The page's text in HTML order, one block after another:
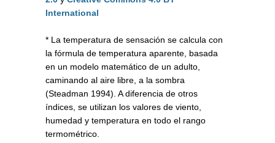
International
* La temperatura de sensación se calcula con
la fórmula de temperatura aparente, basada
en un modelo matemático de un adulto,
caminando al aire libre, a la sombra
(Steadman 1994). A diferencia de otros
índices, se utilizan los valores de viento,
humedad y temperatura en todo el rango
termométrico.